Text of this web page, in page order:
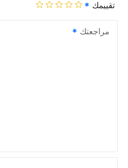
تقييمك
مراجعتك